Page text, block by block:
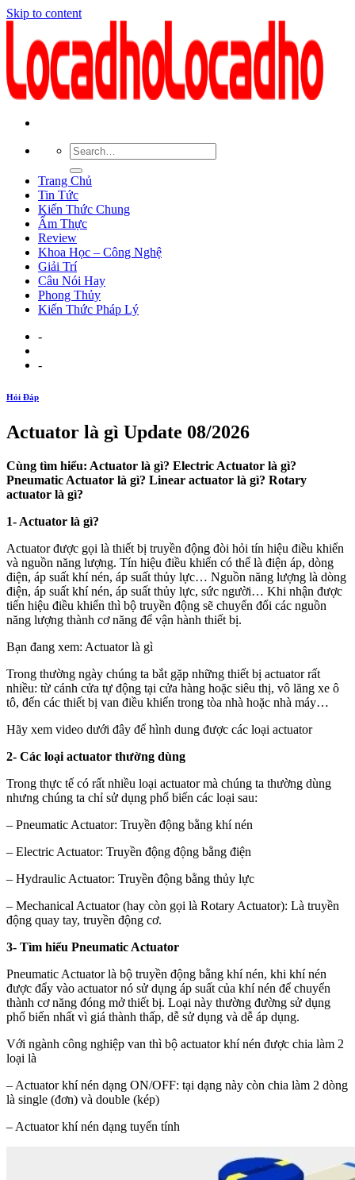
Skip to content
Trang Chủ
Tin Tức
Kiến Thức Chung
Ẩm Thực
Review
Khoa Học – Công Nghệ
Giải Trí
Câu Nói Hay
Phong Thủy
Kiến Thức Pháp Lý
-
-
Hỏi Đáp
Actuator là gì Update 08/2026
Cùng tìm hiểu: Actuator là gì? Electric Actuator là gì?
Pneumatic Actuator là gì? Linear actuator là gì? Rotary
actuator là gì?
1- Actuator là gì?
Actuator được gọi là thiết bị truyền động đòi hỏi tín hiệu điều khiển
và nguồn năng lượng. Tín hiệu điều khiển có thể là điện áp, dòng
điện, áp suất khí nén, áp suất thủy lực… Nguồn năng lượng là dòng
điện, áp suất khí nén, áp suất thủy lực, sức người… Khi nhận được
tiến hiệu điều khiển thì bộ truyền động sẽ chuyển đổi các nguồn
năng lượng thành cơ năng để vận hành thiết bị.
Bạn đang xem: Actuator là gì
Trong thường ngày chúng ta bắt gặp những thiết bị actuator rất
nhiều: từ cánh cửa tự động tại cửa hàng hoặc siêu thị, vô lăng xe ô
tô, đến các thiết bị van điều khiển trong tòa nhà hoặc nhà máy…
Hãy xem video dưới đây để hình dung được các loại actuator
2- Các loại actuator thường dùng
Trong thực tế có rất nhiều loại actuator mà chúng ta thường dùng
nhưng chúng ta chỉ sử dụng phổ biến các loại sau:
– Pneumatic Actuator: Truyền động bằng khí nén
– Electric Actuator: Truyền động động bằng điện
– Hydraulic Actuator: Truyền động bằng thủy lực
– Mechanical Actuator (hay còn gọi là Rotary Actuator): Là truyền
động quay tay, truyền động cơ.
3- Tìm hiểu Pneumatic Actuator
Pneumatic Actuator là bộ truyền động bằng khí nén, khi khí nén
được đẩy vào actuator nó sử dụng áp suất của khí nén để chuyển
thành cơ năng đóng mở thiết bị. Loại này thường đường sử dụng
phổ biến nhất vì giá thành thấp, dễ sử dụng và dễ áp dụng.
Với ngành công nghiệp van thì bộ actuator khí nén được chia làm 2
loại là
– Actuator khí nén dạng ON/OFF: tại dạng này còn chia làm 2 dòng
là single (đơn) và double (kép)
– Actuator khí nén dạng tuyến tính